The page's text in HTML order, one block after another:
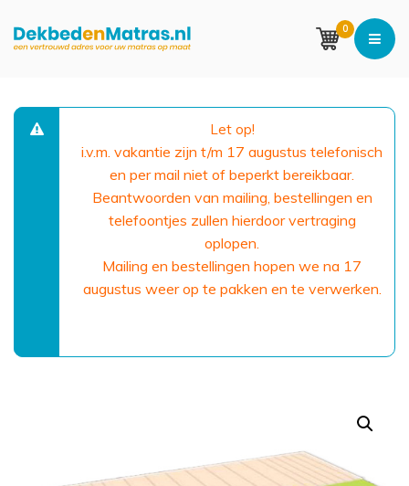
0
Let op!
i.v.m. vakantie zijn t/m 17 augustus telefonisch
en per mail niet of beperkt bereikbaar.
Beantwoorden van mailing, bestellingen en
telefoontjes zullen hierdoor vertraging
oplopen.
Mailing en bestellingen hopen we na 17
augustus weer op te pakken en te verwerken.